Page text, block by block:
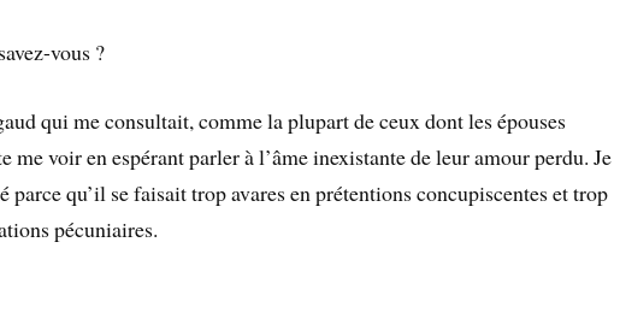
vous ?
qui me consultait, comme la plupart de ceux dont les épouses
me voir en espérant parler à l’âme inexistante de leur amour perdu. Je
parce qu’il se faisait trop avares en prétentions concupiscentes et trop
pécuniaires.